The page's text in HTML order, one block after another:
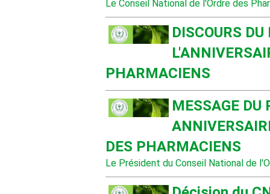
Le Conseil National de l'Ordre des
DISCOURS
PHARMACIENS
MESSAGE DU
DES PHARMACIENS
Le Président du Conseil National de